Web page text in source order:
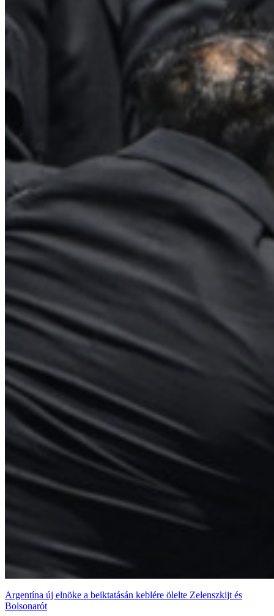
Argentína új elnöke a beiktatásán keblére ölelte Zelenszkijt és
Bolsonarót